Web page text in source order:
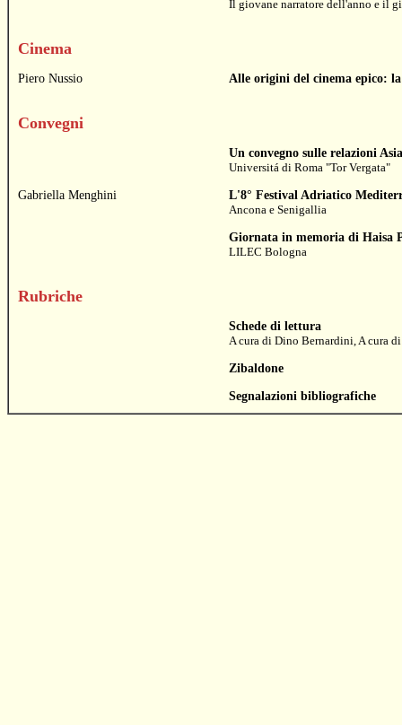
Il giovane narratore dell'anno e il
Cinema
Piero Nussio Alle origini del cinema epico:
Convegni
Un convegno sulle relazioni
Universitá di Roma "Tor Vergata"
Gabriella Menghini
L'8° Festival Adriatico
Ancona e Senigallia
Giornata in memoria di Haisa
LILEC Bologna
Rubriche
Schede di lettura
A cura di Dino Bernardini, A cura di
Zibaldone
Segnalazioni bibliografiche